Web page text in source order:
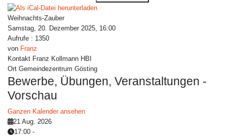
Weihnachts-Zauber
Samstag, 20. Dezember 2025, 16:00
Aufrufe : 1350
von Franz
Kontakt Franz Kollmann HBI
Ort Gemeindezentrum Gösting
Bewerbe, Übungen, Veranstaltungen -
Vorschau
Ganzen Kalender ansehen
21 Aug. 2026
17:00 -